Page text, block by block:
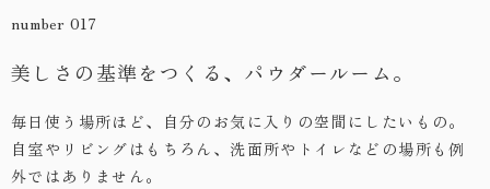
number 017
美しさの基準をつくる、パウダールーム。
毎日使う場所ほど、自分のお気に入りの空間にしたいもの。
自室やリビングはもちろん、洗面所やトイレなどの場所も例
外ではありません。
- 家・不動産の利活用
・お問い合わせ